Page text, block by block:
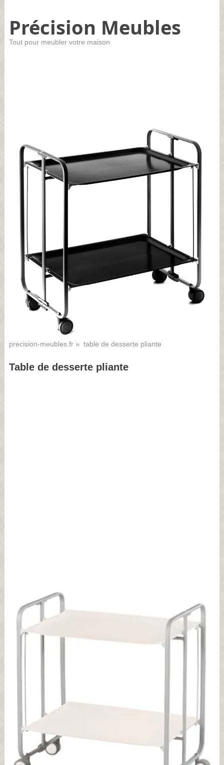
Précision Meubles
Tout pour meubler votre maison
precision-meubles.fr» table de desserte pliante
Table de desserte pliante